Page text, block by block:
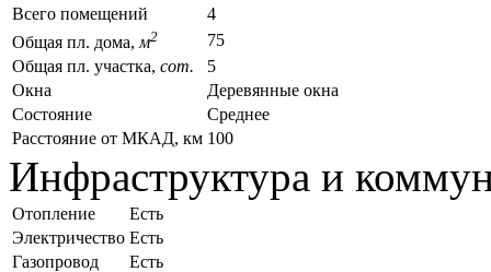
Всего помещений
4
Общая пл. дома, м2
75
Общая пл. участка, сот.
5
Окна
Деревянные окна
Состояние
Среднее
Расстояние от МКАД, км 100
Инфраструктура и
Отопление
Есть
Электричество Есть
Газопровод
Есть